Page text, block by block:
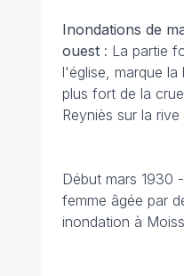
Inondations de
ouest: La partie
l'église, marque
plus fort de la
Reyniès sur la
Début mars 1930
femme âgée par
inondation à